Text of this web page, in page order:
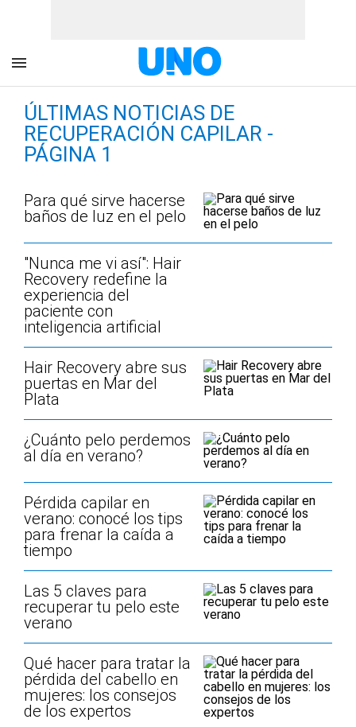
ÚLTIMAS NOTICIAS DE
RECUPERACIÓN CAPILAR -
PÁGINA 1
Para qué sirve hacerse
baños de luz en el pelo
"Nunca me vi así": Hair
Recovery redefine la
experiencia del
paciente con
inteligencia artificial
Hair Recovery abre sus
puertas en Mar del
Plata
¿Cuánto pelo perdemos
al día en verano?
Pérdida capilar en
verano: conocé los tips
para frenar la caída a
tiempo
Las 5 claves para
recuperar tu pelo este
verano
Qué hacer para tratar la
pérdida del cabello en
mujeres: los consejos
de los expertos